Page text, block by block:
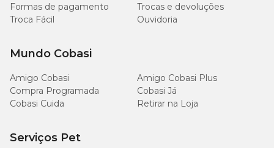
Formas de pagamento
Trocas e devoluções
Troca Fácil
Ouvidoria
Mundo Cobasi
Amigo Cobasi
Amigo Cobasi Plus
Compra Programada
Cobasi Já
Cobasi Cuida
Retirar na Loja
Serviços Pet